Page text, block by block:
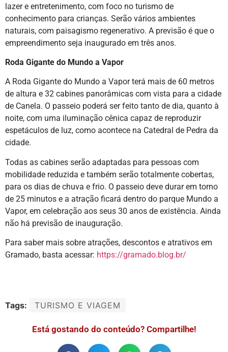
lazer e entretenimento, com foco no turismo de
conhecimento para crianças. Serão vários ambientes
naturais, com paisagismo regenerativo. A previsão é que o
empreendimento seja inaugurado em três anos.
Roda Gigante do Mundo a Vapor
A Roda Gigante do Mundo a Vapor terá mais de 60 metros
de altura e 32 cabines panorâmicas com vista para a cidade
de Canela. O passeio poderá ser feito tanto de dia, quanto à
noite, com uma iluminação cênica capaz de reproduzir
espetáculos de luz, como acontece na Catedral de Pedra da
cidade.
Todas as cabines serão adaptadas para pessoas com
mobilidade reduzida e também serão totalmente cobertas,
para os dias de chuva e frio. O passeio deve durar em torno
de 25 minutos e a atração ficará dentro do parque Mundo a
Vapor, em celebração aos seus 30 anos de existência. Ainda
não há previsão de inauguração.
Para saber mais sobre atrações, descontos e atrativos em
Gramado, basta acessar: https://gramado.blog.br/
Tags: TURISMO E VIAGEM
Está gostando do conteúdo? Compartilhe!